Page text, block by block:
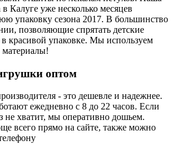
Калуге уже несколько месяцев
упаковку сезона 2017. В большинство
позволяющие спрятать детские
красивой упаковке. Мы используем
материалы!
оптом
- это дешевле и надежнее.
ежедневно с 8 до 22 часов. Если
не хватит, мы оперативно дошьем.
всего прямо на сайте, также можно